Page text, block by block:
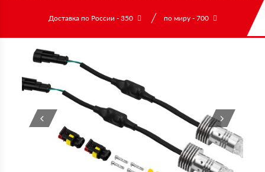
Доставка по России - 350 по миру - 700